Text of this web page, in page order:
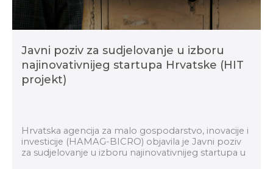
Javni poziv za sudjelovanje u izboru
najinovativnijeg startupa Hrvatske (HIT
projekt)
Hrvatska agencija za malo gospodarstvo, inovacije i
investicije (HAMAG-BICRO) objavila je Javni poziv
za sudjelovanje u izboru najinovativnijeg startupa u